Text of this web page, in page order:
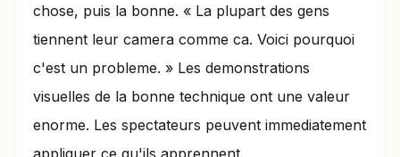
chose, puis la bonne. « La plupart des gens
tiennent leur camera comme ca. Voici pourquoi
c'est un probleme. » Les demonstrations
visuelles de la bonne technique ont une valeur
enorme. Les spectateurs peuvent immediatement
appliquer ce qu'ils apprennent.